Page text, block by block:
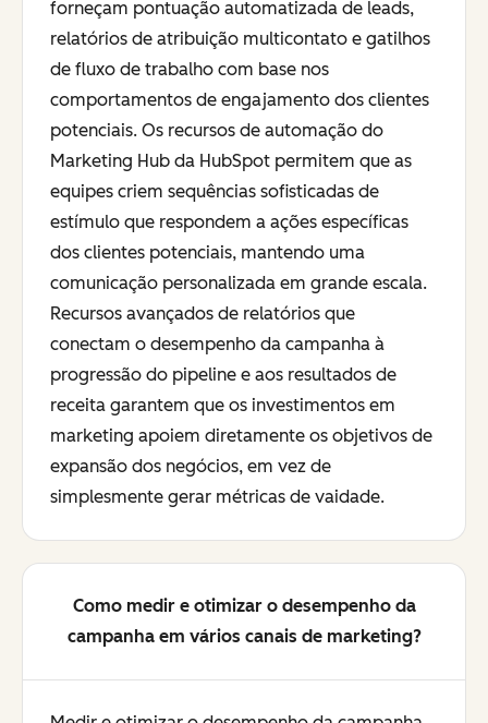
forneçam pontuação automatizada de leads,
relatórios de atribuição multicontato e gatilhos
de fluxo de trabalho com base nos
comportamentos de engajamento dos clientes
potenciais. Os recursos de automação do
Marketing Hub da HubSpot permitem que as
equipes criem sequências sofisticadas de
estímulo que respondem a ações específicas
dos clientes potenciais, mantendo uma
comunicação personalizada em grande escala.
Recursos avançados de relatórios que
conectam o desempenho da campanha à
progressão do pipeline e aos resultados de
receita garantem que os investimentos em
marketing apoiem diretamente os objetivos de
expansão dos negócios, em vez de
simplesmente gerar métricas de vaidade.
Como medir e otimizar o desempenho da
campanha em vários canais de marketing?